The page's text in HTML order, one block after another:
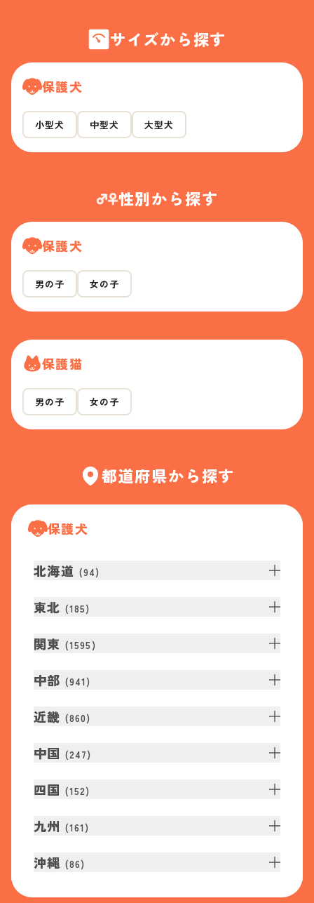
サイズから探す
保護犬
小型犬 中型犬 大型犬
性別から探す
保護犬
男の子 女の子
保護猫
男の子 女の子
都道府県から探す
保護犬
北海道 (94)
東北 (185)
関東 (1595 )
中部 (941 )
近畿 (860)
中国 (247)
四国 (152)
九州 (161 )
沖縄 (86)